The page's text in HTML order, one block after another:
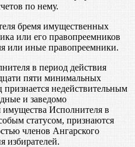
по нему.
бремя имущественных
или его правопреемников
или иные правопреемники.
в период действия
пяти минимальных
признается недействительным
и заведомо
Исполнителя в
статусом, признаются
членов Ангарского
избирателей.